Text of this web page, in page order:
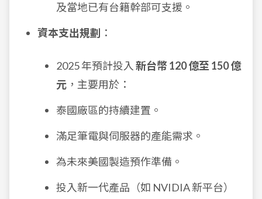
及當地已有台籍幹部可支援。
資本支出規劃 ：
2025 年預計投入 新台幣 120 億至 150 億
元 ，主要用於：
泰國廠區的持續建置。
滿足筆電與伺服器的產能需求。
為未來美國製造預作準備。
投入新一代產品（如 NVIDIA 新平台）